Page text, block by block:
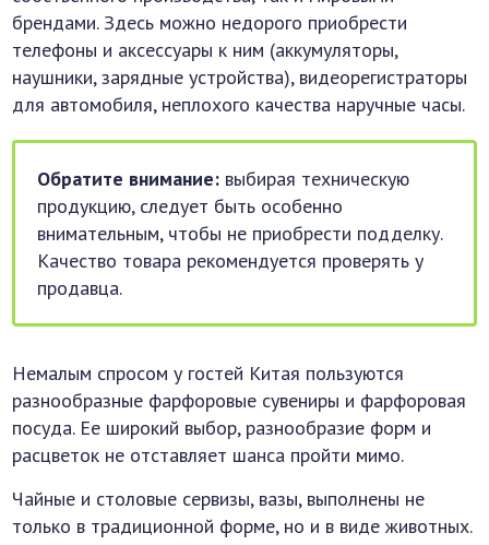
брендами. Здесь можно недорого приобрести
телефоны и аксессуары к ним (аккумуляторы,
наушники, зарядные устройства), видеорегистраторы
для автомобиля, неплохого качества наручные часы.
Обратите внимание: выбирая техническую
продукцию, следует быть особенно
внимательным, чтобы не приобрести подделку.
Качество товара рекомендуется проверять у
продавца.
Немалым спросом у гостей Китая пользуются
разнообразные фарфоровые сувениры и фарфоровая
посуда. Ее широкий выбор, разнообразие форм и
расцветок не отставляет шанса пройти мимо.
Чайные и столовые сервизы, вазы, выполнены не
только в традиционной форме, но и в виде животных.